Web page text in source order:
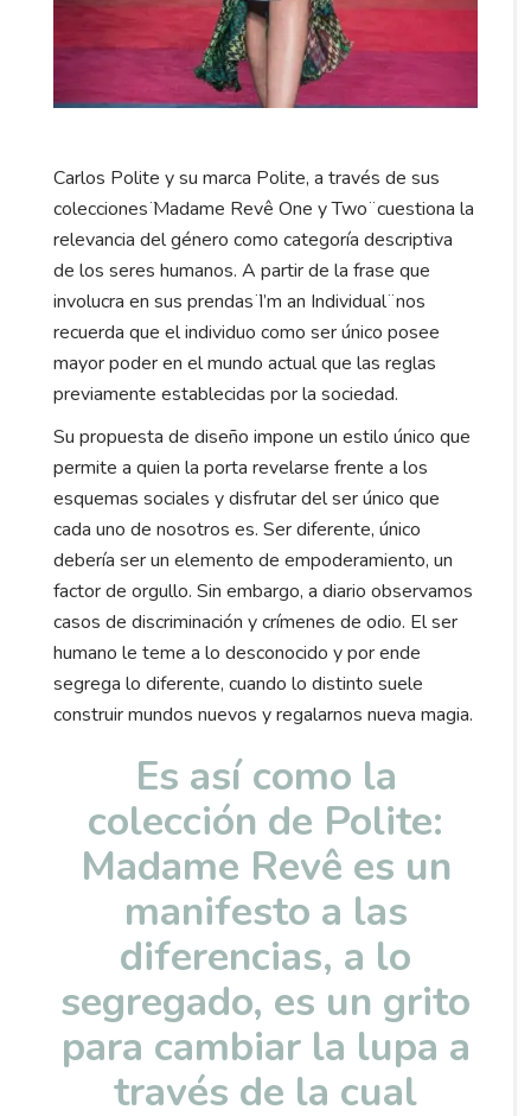
Carlos Polite y su marca Polite, a través de sus
colecciones ̈Madame Revê One y Two ̈ cuestiona la
relevancia del género como categoría descriptiva
de los seres humanos. A partir de la frase que
involucra en sus prendas ̈I’m an Individual ̈ nos
recuerda que el individuo como ser único posee
mayor poder en el mundo actual que las reglas
previamente establecidas por la sociedad.
Su propuesta de diseño impone un estilo único que
permite a quien la porta revelarse frente a los
esquemas sociales y disfrutar del ser único que
cada uno de nosotros es. Ser diferente, único
debería ser un elemento de empoderamiento, un
factor de orgullo. Sin embargo, a diario observamos
casos de discriminación y crímenes de odio. El ser
humano le teme a lo desconocido y por ende
segrega lo diferente, cuando lo distinto suele
construir mundos nuevos y regalarnos nueva magia.
Es así como la
colección de Polite:
Madame Revê es un
manifesto a las
diferencias, a lo
segregado, es un grito
para cambiar la lupa a
través de la cual